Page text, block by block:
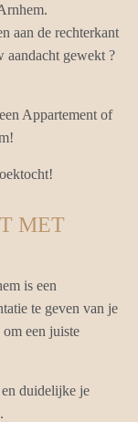
aan de rechterkant
aandacht gewekt ?
Appartement of
MET
is een
te geven van je
een juiste
duidelijke je